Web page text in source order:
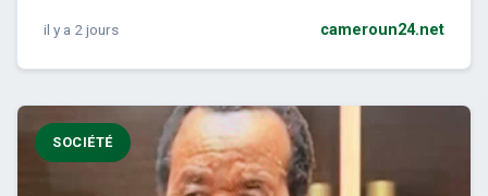
il y a 2 jours cameroun24.net
SOCIÉTÉ